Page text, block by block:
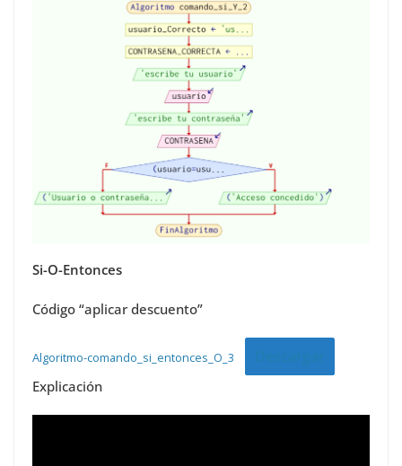
Si-O-Entonces
Código “aplicar descuento”
Algoritmo-comando_si_entonces_O_3
Explicación